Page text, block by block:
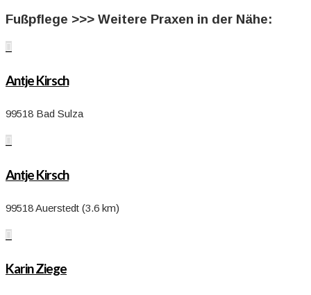
Fußpflege >>> Weitere Praxen in der Nähe:

Antje Kirsch
99518 Bad Sulza

Antje Kirsch
99518 Auerstedt (3.6 km)

Karin Ziege